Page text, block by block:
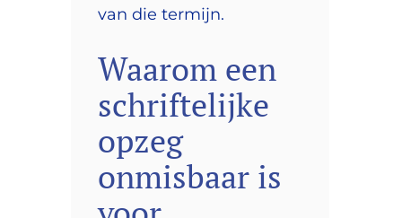
van die termijn.
Waarom een
schriftelijke
opzeg
onmisbaar is